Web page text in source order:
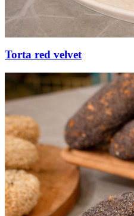
Torta red velvet